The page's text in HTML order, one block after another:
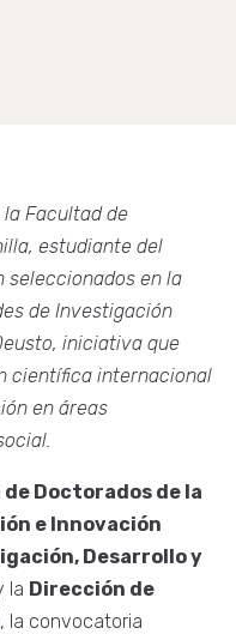
Facultad de
estudiante del
seleccionados en la
de Investigación
iniciativa que
científica internacional
en áreas
Doctorados de la
e Innovación
Desarrollo y
la Dirección de
, la convocatoria